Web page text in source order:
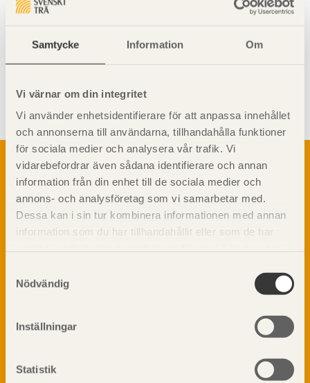
Samtycke Information Om
Vi värnar om din integritet
Vi använder enhetsidentifierare för att anpassa innehållet
och annonserna till användarna, tillhandahålla funktioner
för sociala medier och analysera vår trafik. Vi
vidarebefordrar även sådana identifierare och annan
information från din enhet till de sociala medier och
annons- och analysföretag som vi samarbetar med.
Dessa kan i sin tur kombinera informationen med annan
information som du har tillhandahållit eller som de har
Nödvändig
Inställningar
Statistik
Om trä
Materialet trä
Skogsbruk
Barrträdets uppbyggnad
Träets egenskaper och kvalitet
Sågverksprocessen
Kemisk behandling
Byggfysik
Ljud
TräGuiden är den digitala handboken för trä och
träbyggande och innehåller information om
materialet trä samt instruktioner för byggande
med trä.